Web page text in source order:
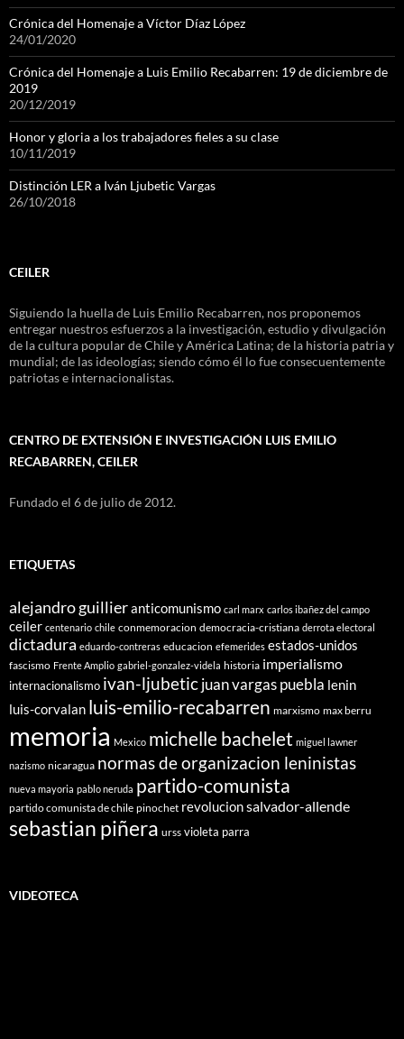
Crónica del Homenaje a Víctor Díaz López
24/01/2020
Crónica del Homenaje a Luis Emilio Recabarren: 19 de diciembre de
2019
20/12/2019
Honor y gloria a los trabajadores fieles a su clase
10/11/2019
Distinción LER a Iván Ljubetic Vargas
26/10/2018
CEILER
Siguiendo la huella de Luis Emilio Recabarren, nos proponemos
entregar nuestros esfuerzos a la investigación, estudio y divulgación
de la cultura popular de Chile y América Latina; de la historia patria y
mundial; de las ideologías; siendo cómo él lo fue consecuentemente
patriotas e internacionalistas.
CENTRO DE EXTENSIÓN E INVESTIGACIÓN LUIS EMILIO
RECABARREN, CEILER
Fundado el 6 de julio de 2012.
ETIQUETAS
alejandro guillieranticomunismo carl marx carlos ibañez del campo
ceiler centenario chile conmemoracion democracia-cristiana derrota electoral
dictadura eduardo-contreras educacion efemerides estados-unidos
fascismo Frente Amplio gabriel-gonzalez-videla historia imperialismo
internacionalismo ivan-ljubeticjuan vargas puebla lenin
luis-corvalan luis-emilio-recabarren marxismo max berru
memoria Mexico michelle bachelet miguel lawner
nazismo nicaragua normas de organizacion leninistas
nueva mayoria pablo neruda partido-comunista
partido comunista de chile pinochet revolucionsalvador-allende
sebastian piñera urss violeta parra
VIDEOTECA